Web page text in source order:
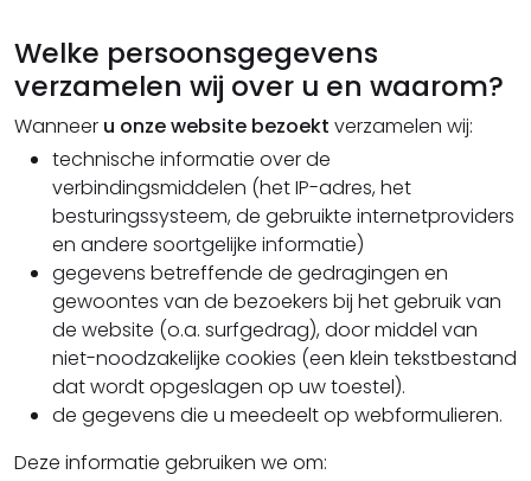
Welke persoonsgegevens
verzamelen wij over u en waarom?
Wanneer u onze website bezoekt verzamelen wij:
technische informatie over de
verbindingsmiddelen (het IP-adres, het
besturingssysteem, de gebruikte internetproviders
en andere soortgelijke informatie)
gegevens betreffende de gedragingen en
gewoontes van de bezoekers bij het gebruik van
de website (o.a. surfgedrag), door middel van
niet-noodzakelijke cookies (een klein tekstbestand
dat wordt opgeslagen op uw toestel).
de gegevens die u meedeelt op webformulieren.
Deze informatie gebruiken we om: